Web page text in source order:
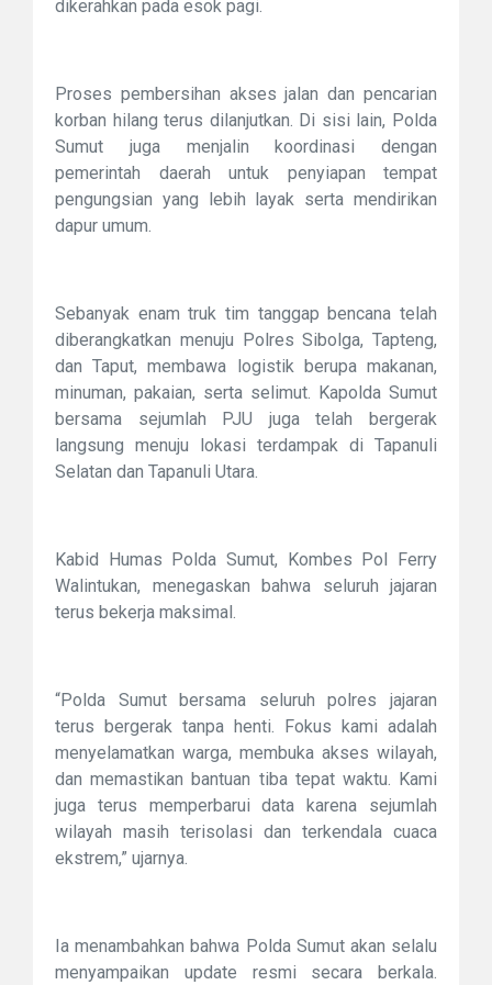
dikerahkan pada esok pagi.
Proses pembersihan akses jalan dan pencarian
korban hilang terus dilanjutkan. Di sisi lain, Polda
Sumut juga menjalin koordinasi dengan
pemerintah daerah untuk penyiapan tempat
pengungsian yang lebih layak serta mendirikan
dapur umum.
Sebanyak enam truk tim tanggap bencana telah
diberangkatkan menuju Polres Sibolga, Tapteng,
dan Taput, membawa logistik berupa makanan,
minuman, pakaian, serta selimut. Kapolda Sumut
bersama sejumlah PJU juga telah bergerak
langsung menuju lokasi terdampak di Tapanuli
Selatan dan Tapanuli Utara.
Kabid Humas Polda Sumut, Kombes Pol Ferry
Walintukan, menegaskan bahwa seluruh jajaran
terus bekerja maksimal.
“Polda Sumut bersama seluruh polres jajaran
terus bergerak tanpa henti. Fokus kami adalah
menyelamatkan warga, membuka akses wilayah,
dan memastikan bantuan tiba tepat waktu. Kami
juga terus memperbarui data karena sejumlah
wilayah masih terisolasi dan terkendala cuaca
ekstrem,” ujarnya.
Ia menambahkan bahwa Polda Sumut akan selalu
menyampaikan update resmi secara berkala.